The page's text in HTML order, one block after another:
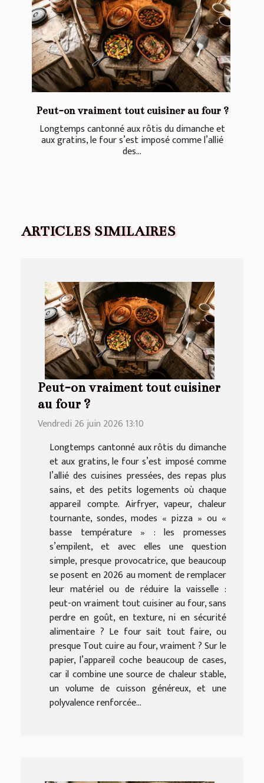
Peut-on vraiment tout cuisiner au four ?
Longtemps cantonné aux rôtis du dimanche et
aux gratins, le four s’est imposé comme l’allié
des...
ARTICLES SIMILAIRES
Peut-on vraiment tout cuisiner
au four ?
Vendredi 26 juin 2026 13:10
Longtemps cantonné aux rôtis du dimanche
et aux gratins, le four s’est imposé comme
l’allié des cuisines pressées, des repas plus
sains, et des petits logements où chaque
appareil compte. Airfryer, vapeur, chaleur
tournante, sondes, modes « pizza » ou «
basse température » : les promesses
s’empilent, et avec elles une question
simple, presque provocatrice, que beaucoup
se posent en 2026 au moment de remplacer
leur matériel ou de réduire la vaisselle :
peut-on vraiment tout cuisiner au four, sans
perdre en goût, en texture, ni en sécurité
alimentaire ? Le four sait tout faire, ou
presque Tout cuire au four, vraiment ? Sur le
papier, l’appareil coche beaucoup de cases,
car il combine une source de chaleur stable,
un volume de cuisson généreux, et une
polyvalence renforcée...